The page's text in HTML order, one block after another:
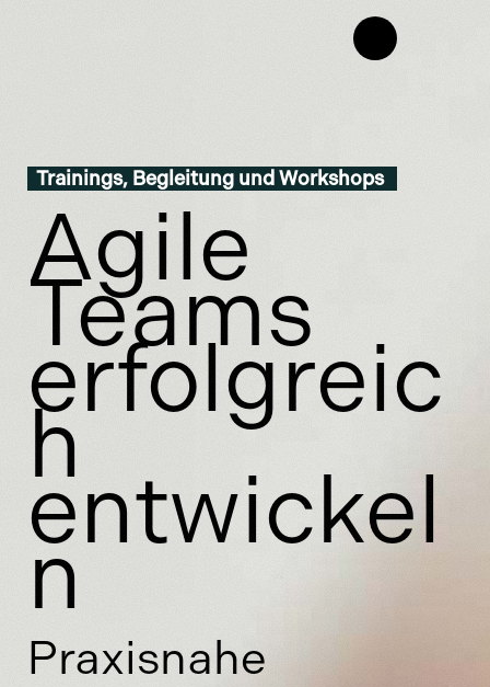
Trainings, Begleitung und Workshops
Agile
Teams
erfolgreic
h
entwickel
n
Praxisnahe